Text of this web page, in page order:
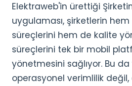
Elektraweb'in ürettiği
uygulaması, şirketlerin
süreçlerini hem de kalite
süreçlerini tek bir mobil
yönetmesini sağlıyor. Bu da
operasyonel verimlilik